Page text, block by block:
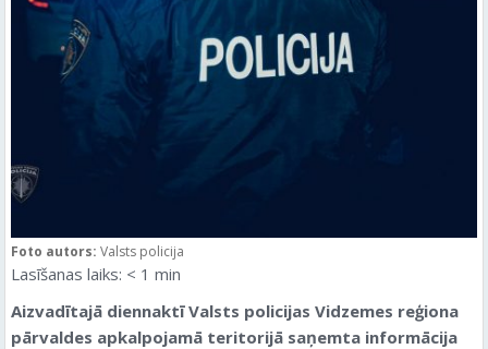
Foto autors: Valsts policija
Lasīšanas laiks: < 1 min
Aizvadītajā diennaktī Valsts policijas Vidzemes reģiona
pārvaldes apkalpojamā teritorijā saņemta informācija